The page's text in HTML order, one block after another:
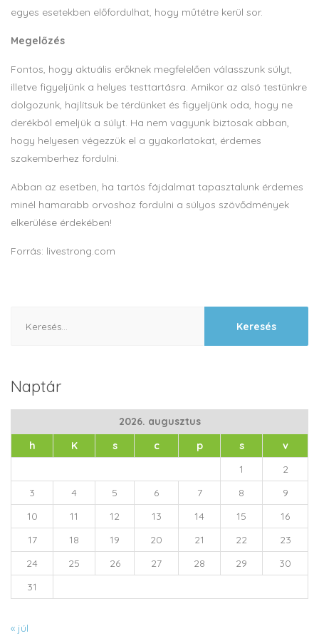
egyes esetekben előfordulhat, hogy műtétre kerül sor.
Megelőzés
Fontos, hogy aktuális erőknek megfelelően válasszunk súlyt,
illetve figyeljünk a helyes testtartásra. Amikor az alsó testünkre
dolgozunk, hajlítsuk be térdünket és figyeljünk oda, hogy ne
derékból emeljük a súlyt. Ha nem vagyunk biztosak abban,
hogy helyesen végezzük el a gyakorlatokat, érdemes
szakemberhez fordulni.
Abban az esetben, ha tartós fájdalmat tapasztalunk érdemes
minél hamarabb orvoshoz fordulni a súlyos szövődmények
elkerülése érdekében!
Forrás: livestrong.com
Naptár
2026. augusztus
h
K s c p s
v
1
2
3
4 5 6 7 8
9
10
11 12 13 14 15
16
17
18 19 20 21 22
23
24
25 26 27 28 29
30
31
« júl